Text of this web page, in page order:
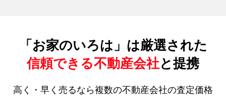
「お家のいろは」は厳選された
信頼できる不動産会社と提携
高く・早く売るなら複数の不動産会社の査定価格